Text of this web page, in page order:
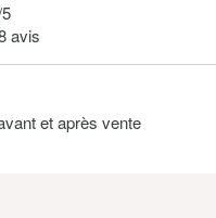
5
avis
et après vente